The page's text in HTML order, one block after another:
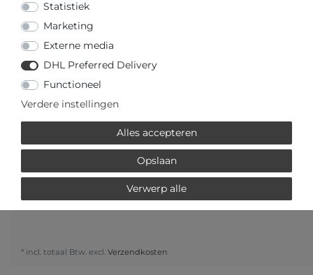
Wensenlijst Vraag over het artikel
IN DE WINKELWAGEN
of
* incl. totaal Btw. excl. Verzendkosten
Statistiek
Marketing
Externe media
DHL Preferred Delivery
Functioneel
Verdere instellingen
Alles accepteren
Opslaan
Verwerp alle